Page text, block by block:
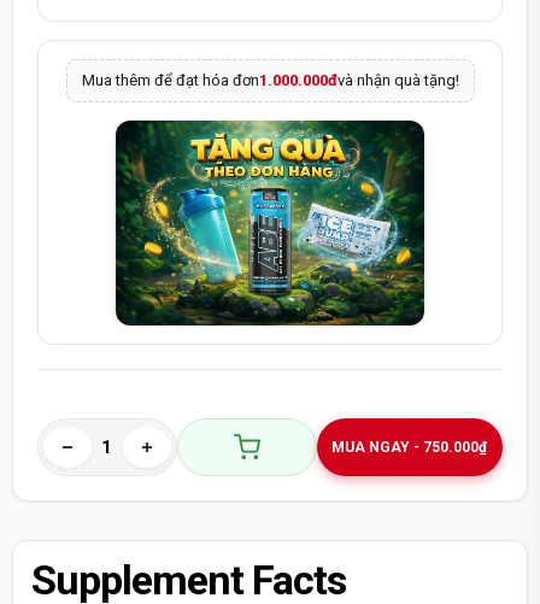
Mua thêm để đạt hóa đơn1.000.000đvà nhận quà tặng!
MUA NGAY - 750.000₫
Supplement Facts